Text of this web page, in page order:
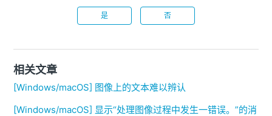
是 否
相关文章
[Windows/macOS] 图像上的文本难以辨认
[Windows/macOS] 显示“处理图像过程中发生一错误。”的消